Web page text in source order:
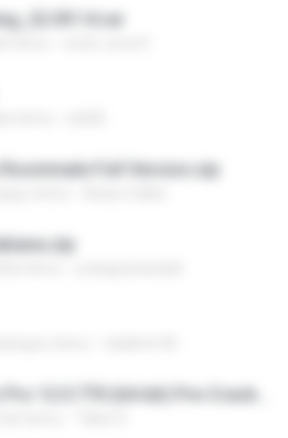
Roommate Full Version.zip